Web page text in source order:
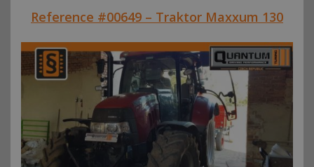
Reference #00649 – Traktor Maxxum 130